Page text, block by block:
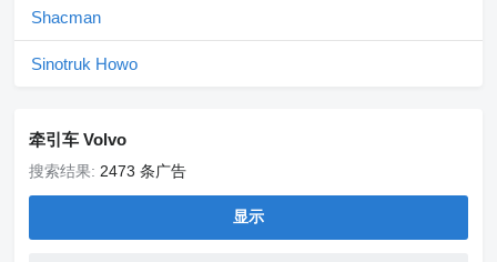
Shacman
Sinotruk Howo
牵引车 Volvo
搜索结果: 2473 条广告
显示